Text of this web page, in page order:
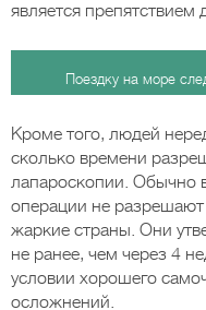
является препятствием
Поездку на море
Кроме того, людей
сколько времени
лапароскопии. Обычно
операции не
жаркие страны. Они
не ранее, чем через 4
условии хорошего
осложнений.